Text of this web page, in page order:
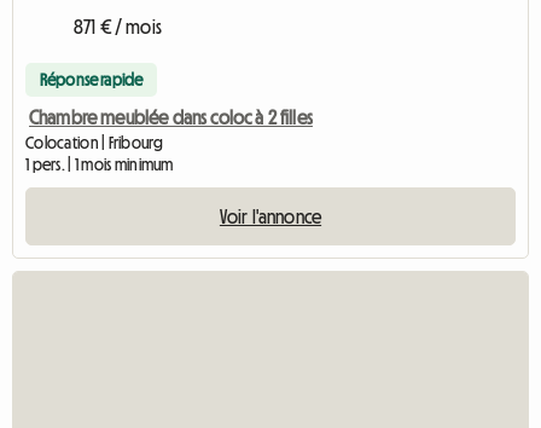
871 € / mois
Réponse rapide
Chambre meublée dans coloc à 2 filles
Colocation | Fribourg
1 pers. | 1 mois minimum
Voir l'annonce